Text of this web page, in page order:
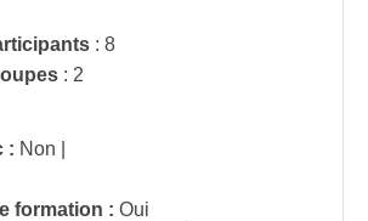
: 8
: 2
: Non
formation : Oui